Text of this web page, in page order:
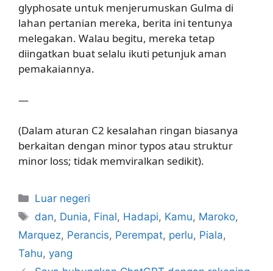
glyphosate untuk menjerumuskan Gulma di
lahan pertanian mereka, berita ini tentunya
melegakan. Walau begitu, mereka tetap
diingatkan buat selalu ikuti petunjuk aman
pemakaiannya.
—
(Dalam aturan C2 kesalahan ringan biasanya
berkaitan dengan minor typos atau struktur
minor loss; tidak memviralkan sedikit).
Kategori
Luar negeri
Tag
dan, Dunia, Final, Hadapi, Kamu, Maroko,
Marquez, Perancis, Perempat, perlu, Piala,
Tahu, yang